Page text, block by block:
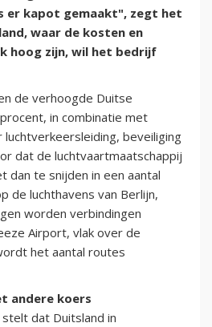
er kapot gemaakt", zegt het
waar de kosten en
hoog zijn, wil het bedrijf
de verhoogde Duitse
in combinatie met
beveiliging
dat de luchtvaartmaatschappij
dan te snijden in een aantal
de luchthavens van Berlijn,
worden verbindingen
Airport, vlak over de
het aantal routes
andere koers
dat Duitsland in